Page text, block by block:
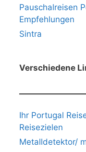
Pauschalreisen
Empfehlungen
Sintra
Verschiedene
Ihr Portugal
Reisezielen
Metalldetektor/